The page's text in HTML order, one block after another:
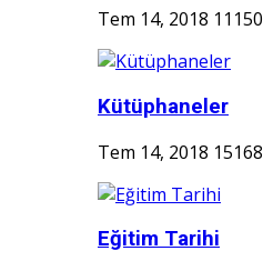
Tem 14, 2018 11150
Kütüphaneler
Tem 14, 2018 15168
Eğitim Tarihi